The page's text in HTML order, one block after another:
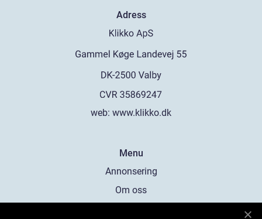
Adress
web: www.klikko.dk
Menu
Annonsering
Om oss